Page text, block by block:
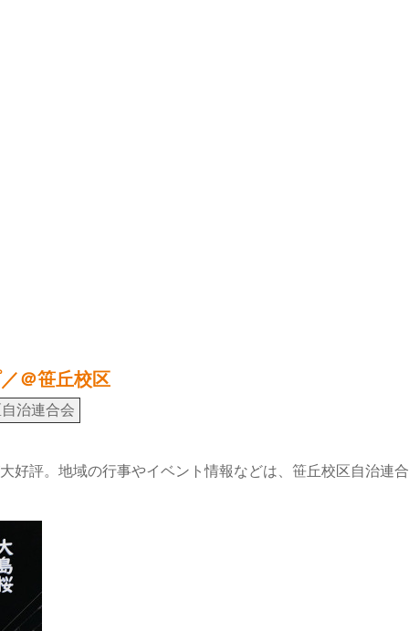
＠笹丘校区
治連合会
好評。地域の行事やイベント情報などは、笹丘校区自治連合